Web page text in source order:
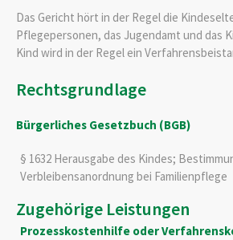
Das Gericht hört in der Regel die
Pflegepersonen, das Jugendamt und das
Kind wird in der Regel ein
Rechtsgrundlage
Bürgerliches Gesetzbuch (BGB)
§ 1632 Herausgabe des Kindes;
Verbleibensanordnung bei Familienpflege
Zugehörige Leistungen
Prozesskostenhilfe oder